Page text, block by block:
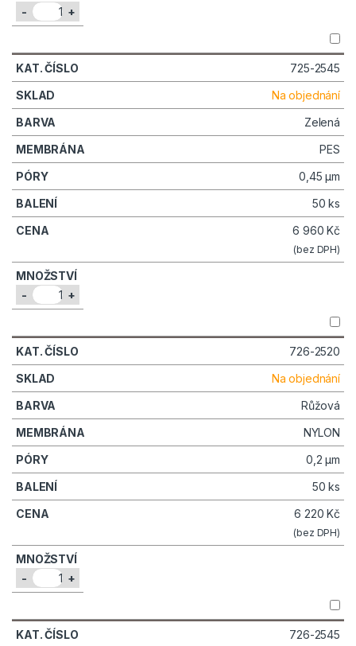
- +
725-2545
Na objednání
Zelená
PES
0,45 µm
50 ks
6 960Kč
(bez DPH)
- +
726-2520
Na objednání
Růžová
NYLON
0,2 µm
50 ks
6 220Kč
(bez DPH)
- +
726-2545